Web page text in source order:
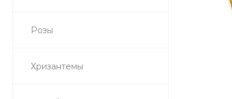
Розы
Хризантемы